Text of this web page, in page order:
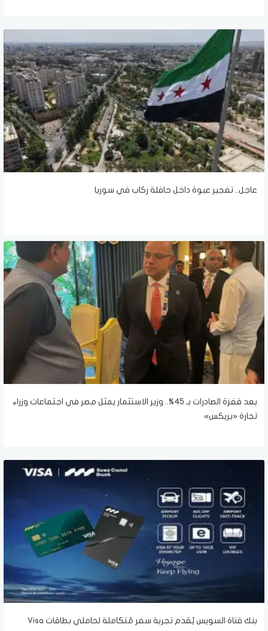
عاجل.. تفجير عبوة داخل حافلة ركاب في سوريا
بعد قفزة الصادرات بـ 45%.. وزير الاستثمار يمثل مصر في اجتماعات وزراء
تجارة «بريكس»
بنك قناة السويس يُقدم تجربة سفر مُتكاملة لحاملي بطاقات Visa